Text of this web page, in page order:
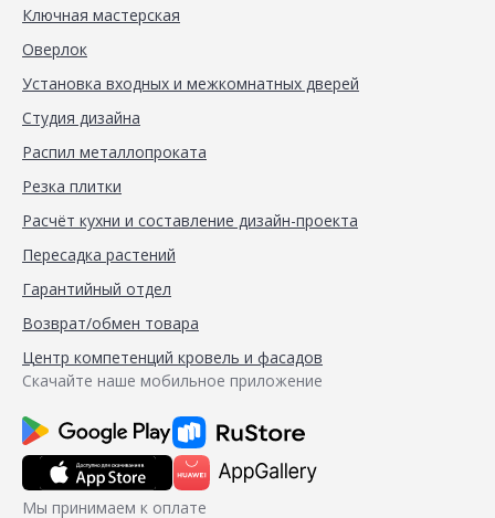
Ключная мастерская
Оверлок
Установка входных и межкомнатных дверей
Студия дизайна
Распил металлопроката
Резка плитки
Расчёт кухни и составление дизайн-проекта
Пересадка растений
Гарантийный отдел
Возврат/обмен товара
Центр компетенций кровель и фасадов
Скачайте наше мобильное приложение
Мы принимаем к оплате